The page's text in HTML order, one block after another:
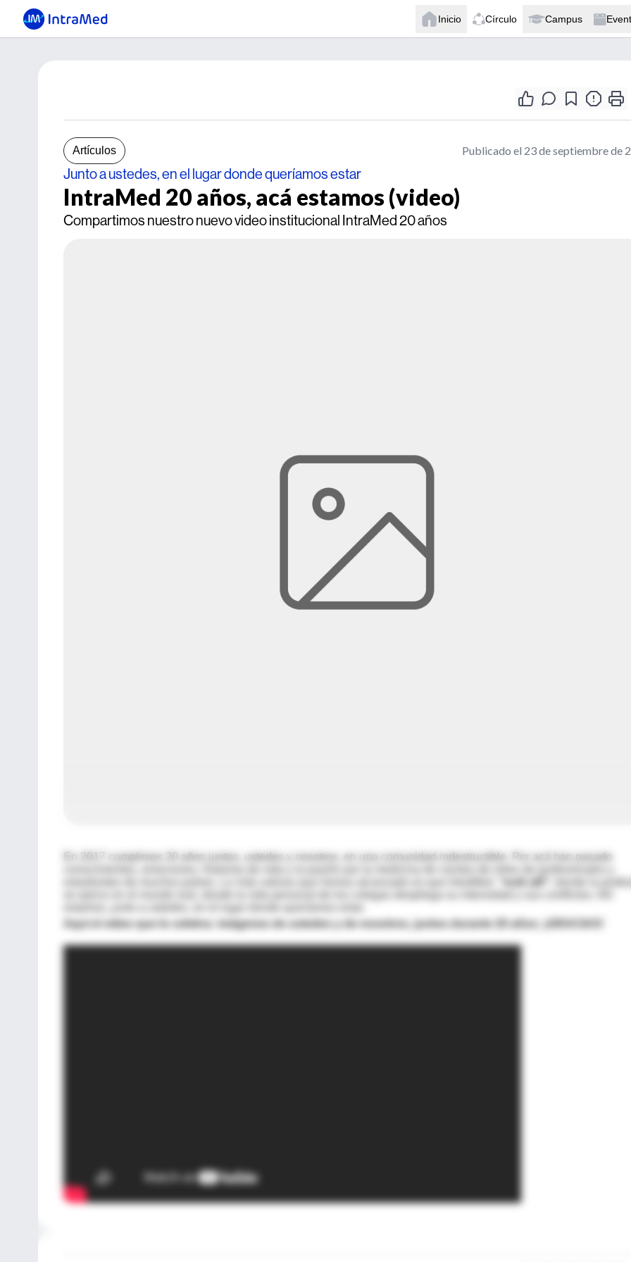
Inicio Círculo Campus
Artículos Publicado el 23 de septiembre de
Junto a ustedes, en el lugar donde queríamos estar
IntraMed 20 años, acá estamos (video)
Compartimos nuestro nuevo video institucional IntraMed 20 años
En 2017 cumplimos 20 años juntos, ustedes y nosotros, en una comunidad indestructible. Por acá han pasado
Aquí el video que lo celebra: imágenes de ustedes y de nosotros, juntos durante 20 años; ¡GRACIAS!